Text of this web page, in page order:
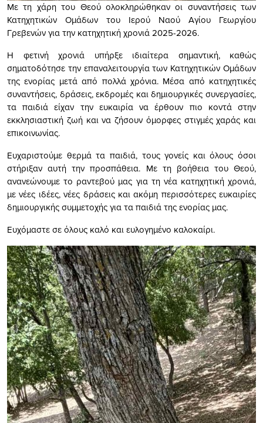
Με τη χάρη του Θεού ολοκληρώθηκαν οι συναντήσεις των
Κατηχητικών Ομάδων του Ιερού Ναού Αγίου Γεωργίου
Γρεβενών για την κατηχητική χρονιά 2025-2026.
Η φετινή χρονιά υπήρξε ιδιαίτερα σημαντική, καθώς
σηματοδότησε την επαναλειτουργία των Κατηχητικών Ομάδων
της ενορίας μετά από πολλά χρόνια. Μέσα από κατηχητικές
συναντήσεις, δράσεις, εκδρομές και δημιουργικές συνεργασίες,
τα παιδιά είχαν την ευκαιρία να έρθουν πιο κοντά στην
εκκλησιαστική ζωή και να ζήσουν όμορφες στιγμές χαράς και
επικοινωνίας.
Ευχαριστούμε θερμά τα παιδιά, τους γονείς και όλους όσοι
στήριξαν αυτή την προσπάθεια. Με τη βοήθεια του Θεού,
ανανεώνουμε το ραντεβού μας για τη νέα κατηχητική χρονιά,
με νέες ιδέες, νέες δράσεις και ακόμη περισσότερες ευκαιρίες
δημιουργικής συμμετοχής για τα παιδιά της ενορίας μας.
Ευχόμαστε σε όλους καλό και ευλογημένο καλοκαίρι.